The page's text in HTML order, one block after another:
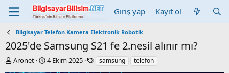
Giriş yap Kayıt ol
Bilgisayar Telefon Kamera Elektronik Robotik
2025'de Samsung S21 fe 2.nesil alınır mı?
K
Aronet
B
4 Ekim 2025
Esamsung telefon